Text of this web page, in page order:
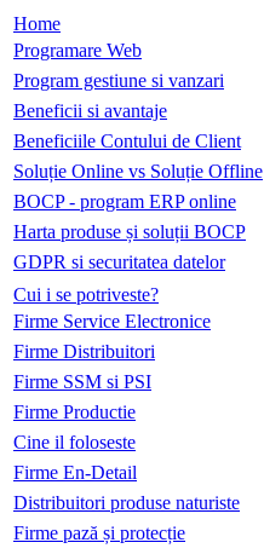
Home
Programare Web
Program gestiune si vanzari
Beneficii si avantaje
Beneficiile Contului de Client
Soluție Online vs Soluție Offline
BOCP - program ERP online
Harta produse și soluții BOCP
GDPR si securitatea datelor
Cui i se potriveste?
Firme Service Electronice
Firme Distribuitori
Firme SSM si PSI
Firme Productie
Cine il foloseste
Firme En-Detail
Distribuitori produse naturiste
Firme pază și protecție